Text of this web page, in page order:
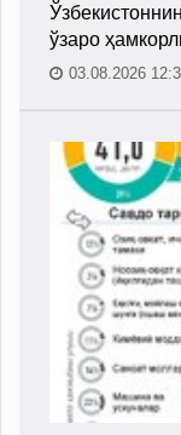
ўзаро
03.08.2026